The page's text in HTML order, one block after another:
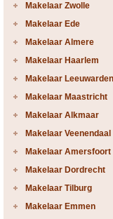
Makelaar Zwolle
Makelaar Ede
Makelaar Almere
Makelaar Haarlem
Makelaar Leeuwarden
Makelaar Maastricht
Makelaar Alkmaar
Makelaar Veenendaal
Makelaar Amersfoort
Makelaar Dordrecht
Makelaar Tilburg
Makelaar Emmen